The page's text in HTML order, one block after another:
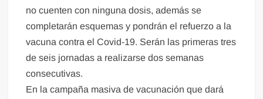
no cuenten con ninguna dosis, además se
completarán esquemas y pondrán el refuerzo a la
vacuna contra el Covid-19. Serán las primeras tres
de seis jornadas a realizarse dos semanas
consecutivas.
En la campaña masiva de vacunación que dará